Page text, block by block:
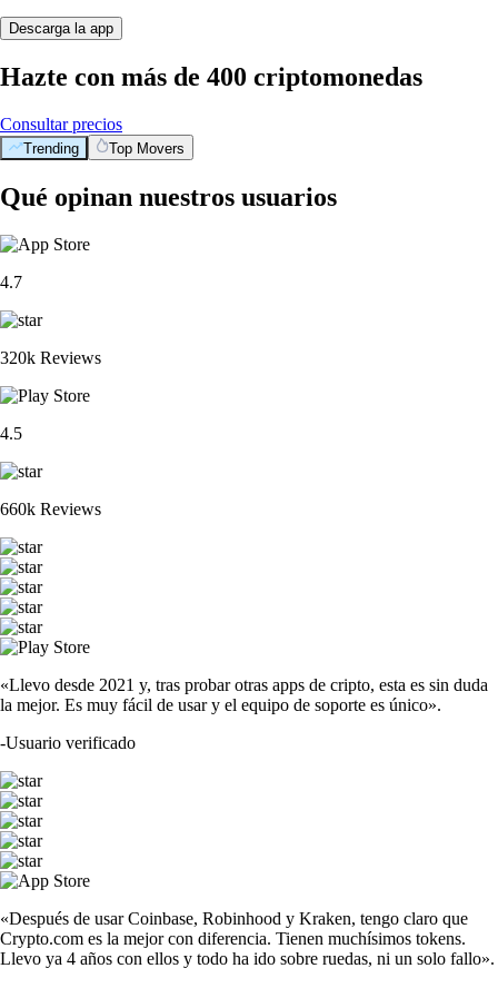
Descarga la app
Hazte con más de 400 criptomonedas
Consultar precios
Trending Top Movers
Qué opinan nuestros usuarios
4.7
320k Reviews
4.5
660k Reviews
«Llevo desde 2021 y, tras probar otras apps de cripto, esta es sin duda
la mejor. Es muy fácil de usar y el equipo de soporte es único».
-Usuario verificado
«Después de usar Coinbase, Robinhood y Kraken, tengo claro que
Crypto.com es la mejor con diferencia. Tienen muchísimos tokens.
Llevo ya 4 años con ellos y todo ha ido sobre ruedas, ni un solo fallo».